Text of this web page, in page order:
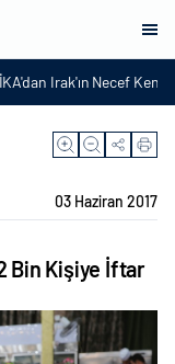
Irak'ın Necef
03 Haziran 2017
Bin Kişiye İftar